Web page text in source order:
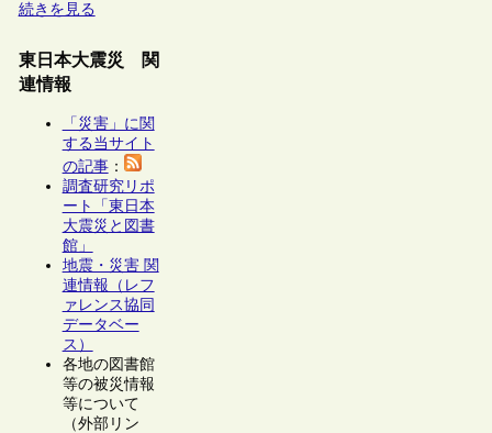
続きを見る
東日本大震災 関
連情報
「災害」に関
する当サイト
の記事：
調査研究リポ
ート「東日本
大震災と図書
館」
地震・災害 関
連情報（レフ
ァレンス協同
データベー
ス）
各地の図書館
等の被災情報
等について
（外部リン